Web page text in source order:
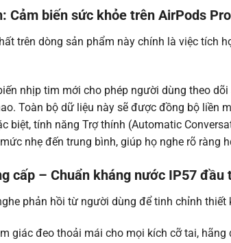
Cảm biến sức khỏe trên AirPods
trên dòng sản phẩm này chính là việc tích
nhịp tim mới cho phép người dùng theo
Toàn bộ dữ liệu này sẽ được đồng bộ liền
biệt, tính năng Trợ thính (Automatic
nhẹ đến trung bình, giúp họ nghe rõ ràng
cấp – Chuẩn kháng nước IP57 đầu
phản hồi từ người dùng để tinh chỉnh
giác đeo thoải mái cho mọi kích cỡ tai,